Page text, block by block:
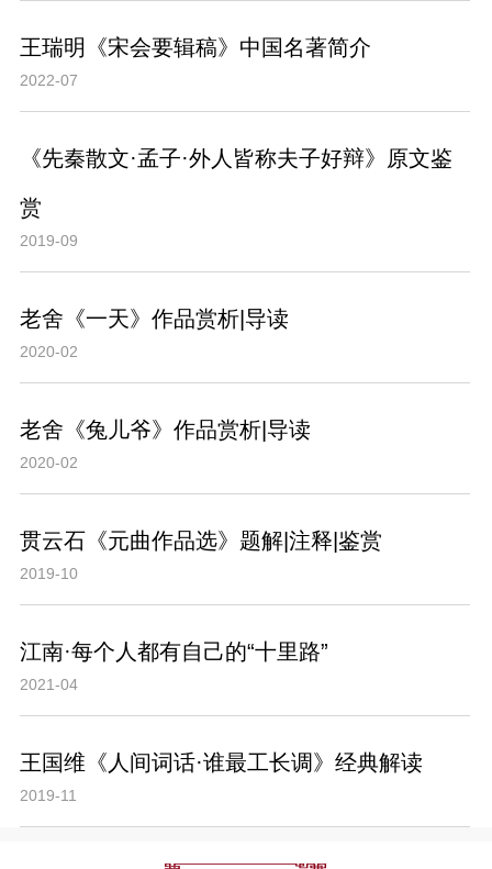
王瑞明《宋会要辑稿》中国名著简介
2022-07
《先秦散文·孟子·外人皆称夫子好辩》原文鉴
赏
2019-09
老舍《一天》作品赏析|导读
2020-02
老舍《兔儿爷》作品赏析|导读
2020-02
贯云石《元曲作品选》题解|注释|鉴赏
2019-10
江南·每个人都有自己的“十里路”
2021-04
王国维《人间词话·谁最工长调》经典解读
2019-11